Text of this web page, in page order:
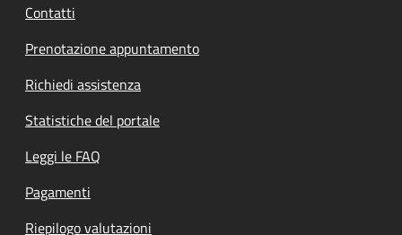
Contatti
Prenotazione appuntamento
Richiedi assistenza
Statistiche del portale
Leggi le FAQ
Pagamenti
Riepilogo valutazioni